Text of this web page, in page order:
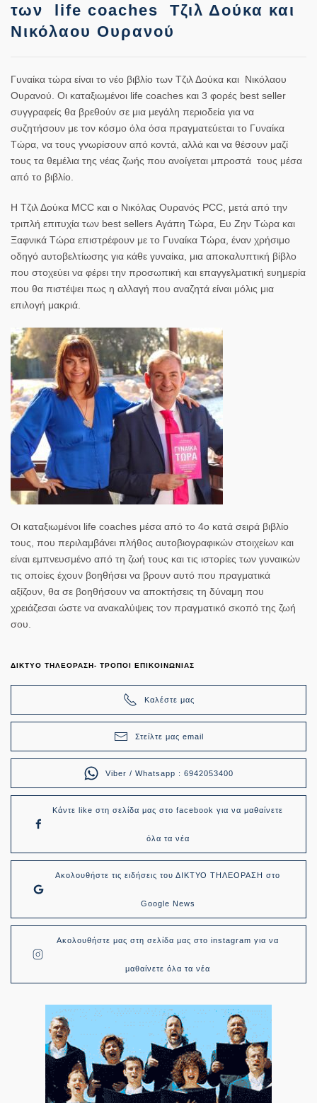
των life coaches Τζιλ Δούκα και
Νικόλαου Ουρανού
Γυναίκα τώρα είναι το νέο βιβλίο των Τζιλ Δούκα και Νικόλαου
Ουρανού. Οι καταξιωμένοι life coaches και 3 φορές best seller
συγγραφείς θα βρεθούν σε μια μεγάλη περιοδεία για να
συζητήσουν με τον κόσμο όλα όσα πραγματεύεται το Γυναίκα
Τώρα, να τους γνωρίσουν από κοντά, αλλά και να θέσουν μαζί
τους τα θεμέλια της νέας ζωής που ανοίγεται μπροστά τους μέσα
από το βιβλίο.
Η Τζιλ Δούκα MCC και ο Νικόλας Ουρανός PCC, μετά από την
τριπλή επιτυχία των best sellers Αγάπη Τώρα, Ευ Ζην Τώρα και
Ξαφνικά Τώρα επιστρέφουν με το Γυναίκα Τώρα, έναν χρήσιμο
οδηγό αυτοβελτίωσης για κάθε γυναίκα, μια αποκαλυπτική βίβλο
που στοχεύει να φέρει την προσωπική και επαγγελματική ευημερία
που θα πιστέψει πως η αλλαγή που αναζητά είναι μόλις μια
επιλογή μακριά.
Οι καταξιωμένοι life coaches μέσα από το 4ο κατά σειρά βιβλίο
τους, που περιλαμβάνει πλήθος αυτοβιογραφικών στοιχείων και
είναι εμπνευσμένο από τη ζωή τους και τις ιστορίες των γυναικών
τις οποίες έχουν βοηθήσει να βρουν αυτό που πραγματικά
αξίζουν, θα σε βοηθήσουν να αποκτήσεις τη δύναμη που
χρειάζεσαι ώστε να ανακαλύψεις τον πραγματικό σκοπό της ζωή
σου.
ΔΙΚΤΥΟ ΤΗΛΕΟΡΑΣΗ- ΤΡΟΠΟΙ ΕΠΙΚΟΙΝΩΝΙΑΣ
Καλέστε μας
Στείλτε μας email
Viber / Whatsapp : 6942053400
Κάντε like στη σελίδα μας στο facebook για να μαθαίνετε
όλα τα νέα
Ακολουθήστε τις ειδήσεις του ΔΙΚΤΥΟ ΤΗΛΕΟΡΑΣΗ στο
Google News
Ακολουθήστε μας στη σελίδα μας στο instagram για να
μαθαίνετε όλα τα νέα